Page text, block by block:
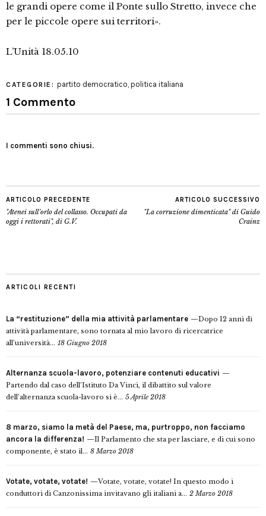
le grandi opere come il Ponte sullo Stretto, invece che
per le piccole opere sui territori».
L’Unità 18.05.10
CATEGORIE: partito democratico, politica italiana
1 Commento
I commenti sono chiusi.
ARTICOLO PRECEDENTE
"Atenei sull’orlo del collasso. Occupati da
oggi i rettorati", di G.V.
ARTICOLO SUCCESSIVO
"La corruzione dimenticata" di Guido
Crainz
ARTICOLI RECENTI
La “restituzione” della mia attività parlamentare
Dopo 12 anni di
attività parlamentare, sono tornata al mio lavoro di ricercatrice
all’università... 18 Giugno 2018
Alternanza scuola-lavoro, potenziare contenuti educativi
Partendo dal caso dell’Istituto Da Vinci, il dibattito sul valore
dell’alternanza scuola-lavoro si è... 5 Aprile 2018
8 marzo, siamo la metà del Paese, ma, purtroppo, non facciamo
ancora la differenza!
Il Parlamento che sta per lasciare, e di cui sono
componente, è stato il... 8 Marzo 2018
Votate, votate, votate!
Votate, votate, votate! In questo modo i
conduttori di Canzonissima invitavano gli italiani a... 2 Marzo 2018